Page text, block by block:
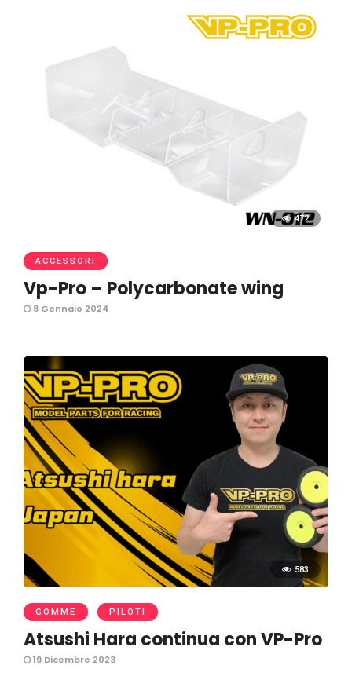
472
ACCESSORI
Vp-Pro – Polycarbonate wing
8 Gennaio 2024
583
GOMME PILOTI
Atsushi Hara continua con VP-Pro
19 Dicembre 2023